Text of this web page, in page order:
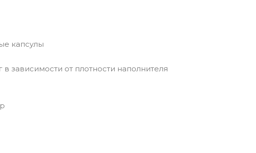
капсулы
зависимости от плотности наполнителя